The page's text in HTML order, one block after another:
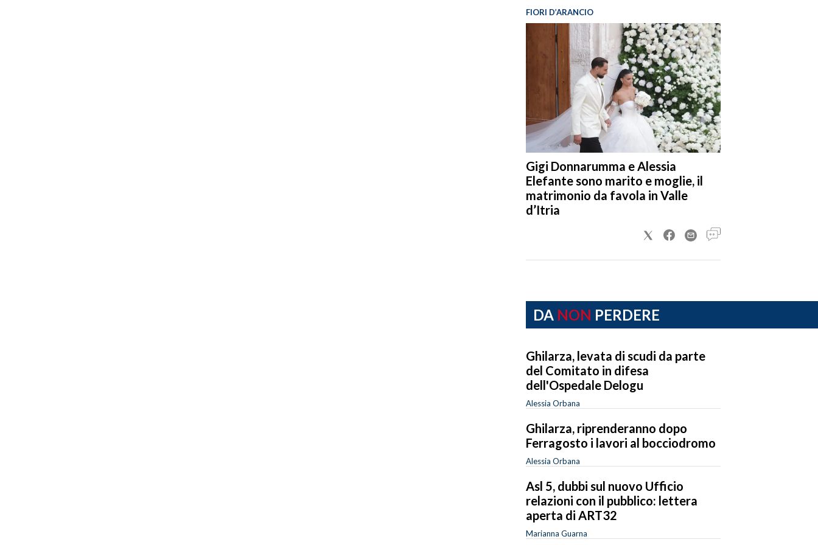
FIORI D’ARANCIO
Gigi Donnarumma e Alessia
Elefante sono marito e moglie, il
matrimonio da favola in Valle
d’Itria
DA NON PERDERE
Ghilarza, levata di scudi da parte
del Comitato in difesa
dell'Ospedale Delogu
Alessia Orbana
Ghilarza, riprenderanno dopo
Ferragosto i lavori al bocciodromo
Alessia Orbana
Asl 5, dubbi sul nuovo Ufficio
relazioni con il pubblico: lettera
aperta di ART32
Marianna Guarna